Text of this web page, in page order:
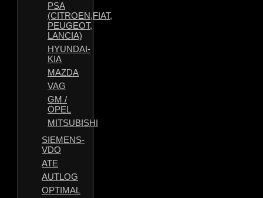
PSA
(CITROEN,FIAT,
PEUGEOT,
LANCIA)
HYUNDAI-
KIA
MAZDA
VAG
GM /
OPEL
MITSUBISHI
SIEMENS-
VDO
ATE
AUTLOG
OPTIMAL